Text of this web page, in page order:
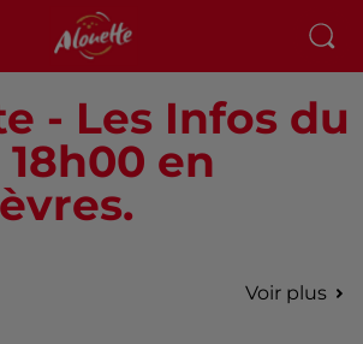
- Les Infos du
en
Voir plus